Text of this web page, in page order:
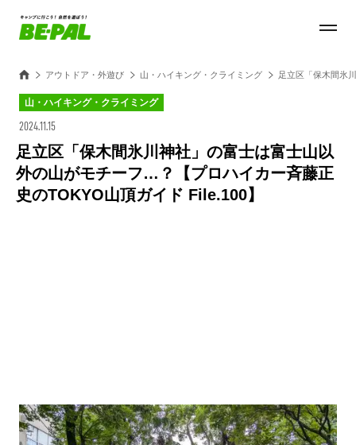
アウトドア・外遊び 山・ハイキング・クライミング 足立区「保木間氷
山・ハイキング・クライミング
2024.11.15
足立区「保木間氷川神社」の富士は富士山以
外の山がモチーフ…？【プロハイカー斉藤正
史のTOKYO山頂ガイド File.100】